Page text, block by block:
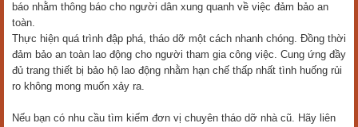
báo nhằm thông báo cho người dân xung quanh về việc đảm bảo an
toàn.
Thực hiện quá trình đập phá, tháo dỡ một cách nhanh chóng. Đồng thời
đảm bảo an toàn lao động cho người tham gia công việc. Cung ứng đầy
đủ trang thiết bị bảo hộ lao động nhằm hạn chế thấp nhất tình huống rủi
ro không mong muốn xảy ra.
Nếu bạn có nhu cầu tìm kiếm đơn vị chuyên tháo dỡ nhà cũ. Hãy liên